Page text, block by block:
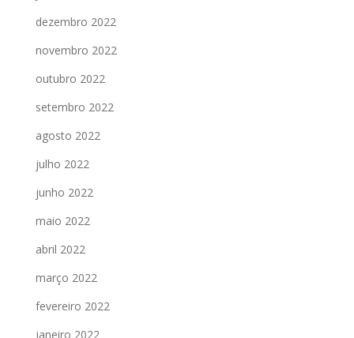
dezembro 2022
novembro 2022
outubro 2022
setembro 2022
agosto 2022
julho 2022
junho 2022
maio 2022
abril 2022
março 2022
fevereiro 2022
janeiro 2022